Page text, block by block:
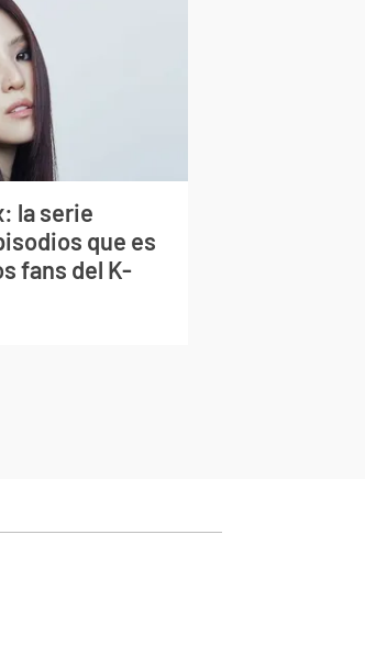
la serie
que es
fans del K-